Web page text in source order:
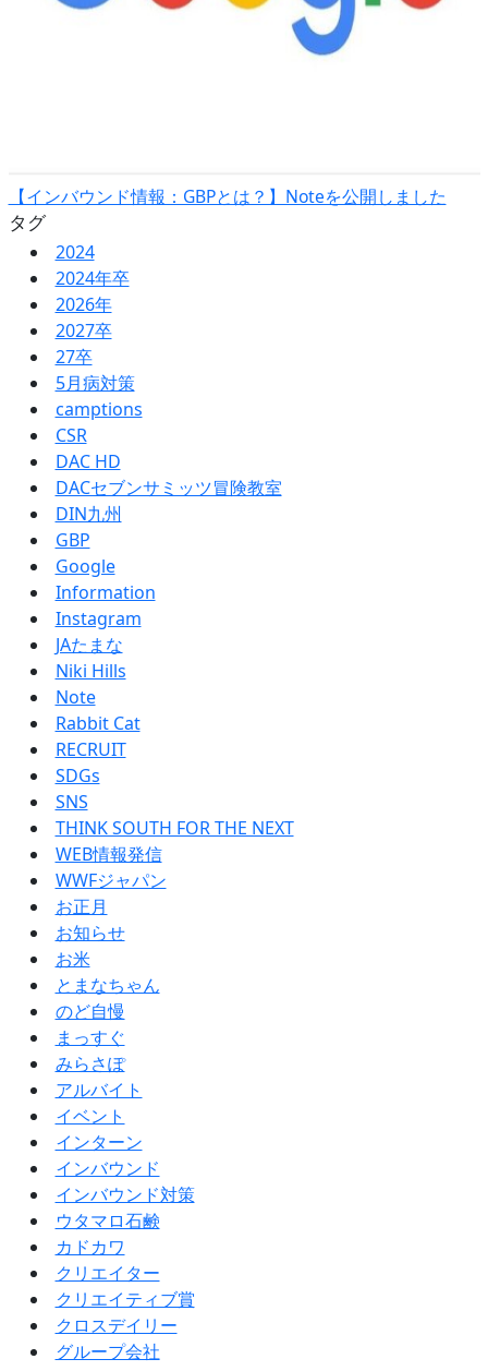
【インバウンド情報：GBPとは？】Noteを公開しました
タグ
2024
2024年卒
2026年
2027卒
27卒
5月病対策
camptions
CSR
DAC HD
DACセブンサミッツ冒険教室
DIN九州
GBP
Google
Information
Instagram
JAたまな
Niki Hills
Note
Rabbit Cat
RECRUIT
SDGs
SNS
THINK SOUTH FOR THE NEXT
WEB情報発信
WWFジャパン
お正月
お知らせ
お米
とまなちゃん
のど自慢
まっすぐ
みらさぽ
アルバイト
イベント
インターン
インバウンド
インバウンド対策
ウタマロ石鹸
カドカワ
クリエイター
クリエイティブ賞
クロスデイリー
グループ会社